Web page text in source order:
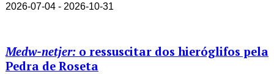
2026-07-04 - 2026-10-31
Medw-netjer: o ressuscitar dos hieróglifos pela
Pedra de Roseta